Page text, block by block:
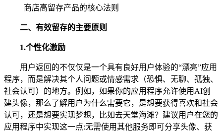
二、 有效留存的主要原则
1.个性化激励
用户返回的不仅仅是一个具有良好用户体验的“漂亮”应用
程序，而是解决其个人问题或情感需求（恐惧、无聊、孤独、
社会认可）的地方。例如，如果你的应用程序允许使用AI创
建头像，那么了解用户为什么需要它，是想要获得喜欢和社会
认可，还是想要实现梦想，比如去天堂海滩？建议用户在您的
应用程序中实现这一点:无需使用其他服务即可分享头像、获